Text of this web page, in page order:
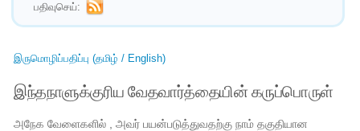
பதிவுசெய்:
இருமொழிப்பதிப்பு (தமிழ் / English)
இந்தநாளுக்குரிய வேதவார்த்தையின் கருப்பொருள்
அநேக வேளைகளில் , அவர் பயன்படுத்துவதற்கு நாம் தகுதியான